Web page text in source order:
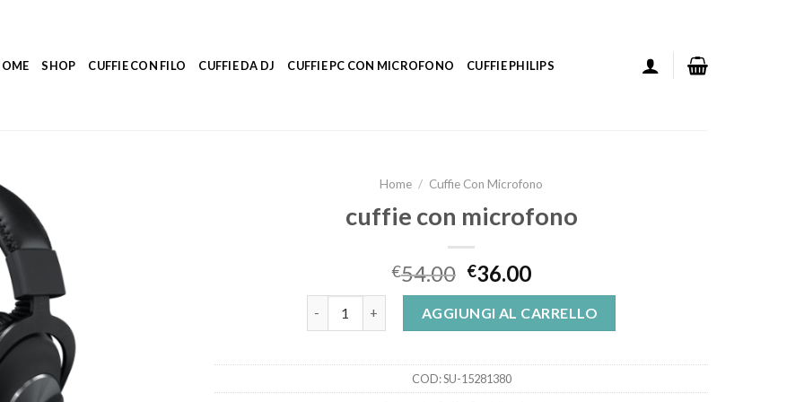
SHOP CUFFIE CON FILO CUFFIE DA DJ CUFFIE PC CON MICROFONO CUFFIE PHILIPS
Home / Cuffie Con Microfono
cuffie con microfono
€54.00 €36.00
AGGIUNGI AL CARRELLO
COD:SU-15281380